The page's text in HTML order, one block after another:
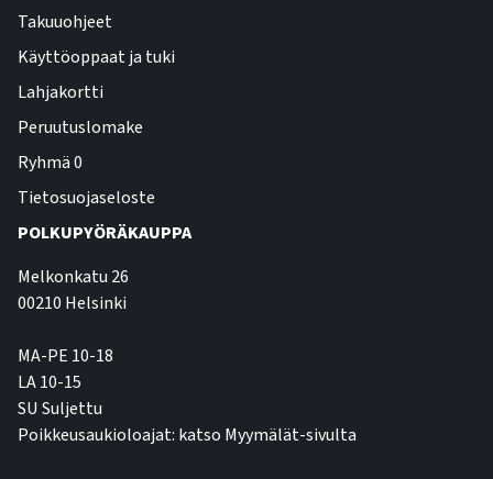
Takuuohjeet
Käyttöoppaat ja tuki
Lahjakortti
Peruutuslomake
Ryhmä 0
Tietosuojaseloste
POLKUPYÖRÄKAUPPA
Melkonkatu 26
00210 Helsinki
MA-PE 10-18
LA 10-15
SU Suljettu
Poikkeusaukioloajat: katso Myymälät-sivulta